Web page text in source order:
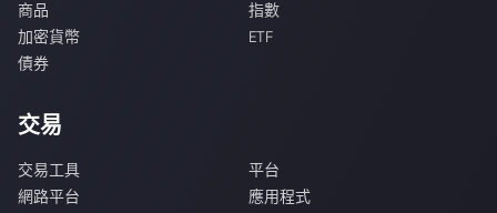
商品
指數
加密貨幣
ETF
債券
交易
交易工具
平台
網路平台
應用程式